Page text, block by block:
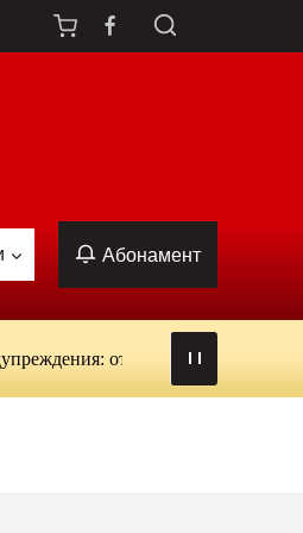
Абонамент
от вируси и ухапвания от